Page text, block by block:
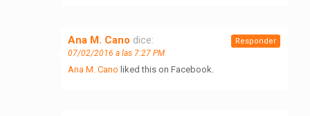
Ana M. Cano dice:
07/02/2016 a las 7:27 PM
Ana M. Cano liked this on Facebook.
Responder